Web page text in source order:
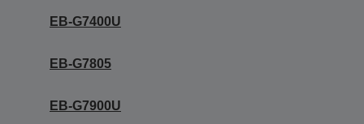
EB-G7400U
EB-G7805
EB-G7900U